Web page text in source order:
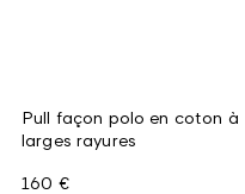
Pull façon polo en coton à
larges rayures
160 €